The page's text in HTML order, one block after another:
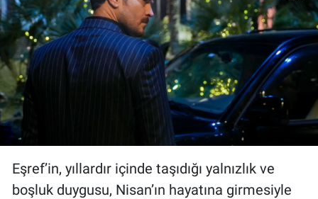
Eşref’in, yıllardır içinde taşıdığı yalnızlık ve
boşluk duygusu, Nisan’ın hayatına girmesiyle